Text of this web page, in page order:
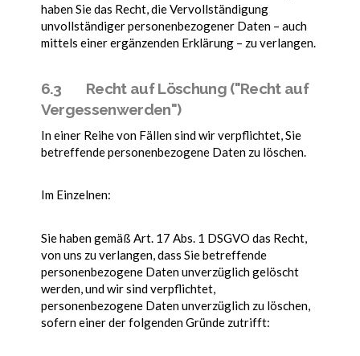
haben Sie das Recht, die Vervollständigung
unvollständiger personenbezogener Daten – auch
mittels einer ergänzenden Erklärung – zu verlangen.
6.3 Recht auf Löschung ("Recht auf
Vergessenwerden")
In einer Reihe von Fällen sind wir verpflichtet, Sie
betreffende personenbezogene Daten zu löschen.
Im Einzelnen:
Sie haben gemäß Art. 17 Abs. 1 DSGVO das Recht,
von uns zu verlangen, dass Sie betreffende
personenbezogene Daten unverzüglich gelöscht
werden, und wir sind verpflichtet,
personenbezogene Daten unverzüglich zu löschen,
sofern einer der folgenden Gründe zutrifft: